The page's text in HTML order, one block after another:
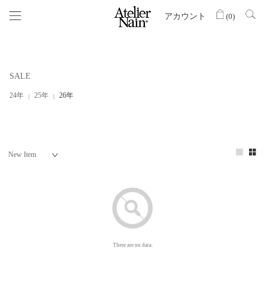
アカウント (0)
SALE
24年 25年 26年
There are no data.